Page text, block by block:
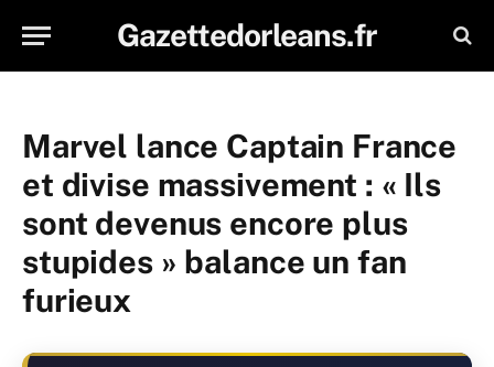
Gazettedorleans.fr
Marvel lance Captain France
et divise massivement : « Ils
sont devenus encore plus
stupides » balance un fan
furieux